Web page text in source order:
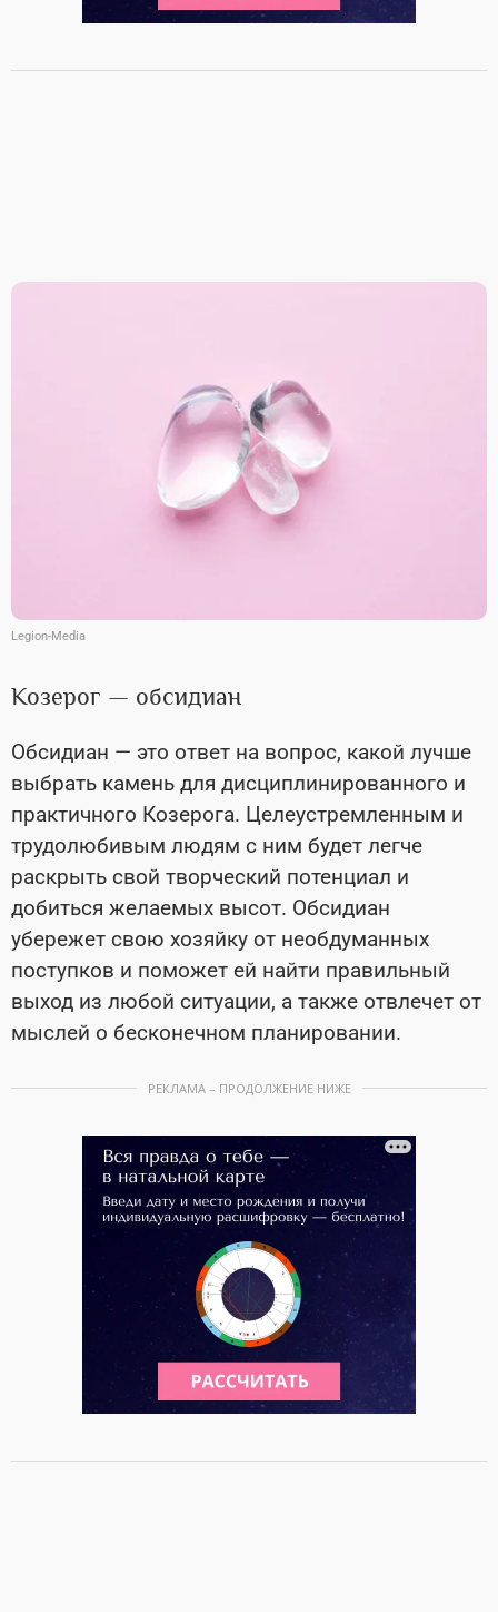
Legion-Media
Козерог — обсидиан
Обсидиан — это ответ на вопрос, какой лучше
выбрать камень для дисциплинированного и
практичного Козерога. Целеустремленным и
трудолюбивым людям с ним будет легче
раскрыть свой творческий потенциал и
добиться желаемых высот. Обсидиан
убережет свою хозяйку от необдуманных
поступков и поможет ей найти правильный
выход из любой ситуации, а также отвлечет от
мыслей о бесконечном планировании.
РЕКЛАМА – ПРОДОЛЖЕНИЕ НИЖЕ